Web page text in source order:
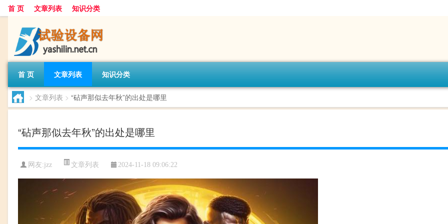
首 页 文章列表 知识分类
首 页 文章列表 知识分类
> 文章列表 > “砧声那似去年秋”的出处是哪里
“砧声那似去年秋”的出处是哪里
网友:jzz 文章列表 2024-11-18 09:06:22